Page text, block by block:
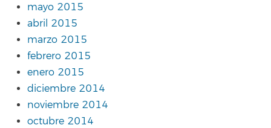
mayo 2015
abril 2015
marzo 2015
febrero 2015
enero 2015
diciembre 2014
noviembre 2014
octubre 2014